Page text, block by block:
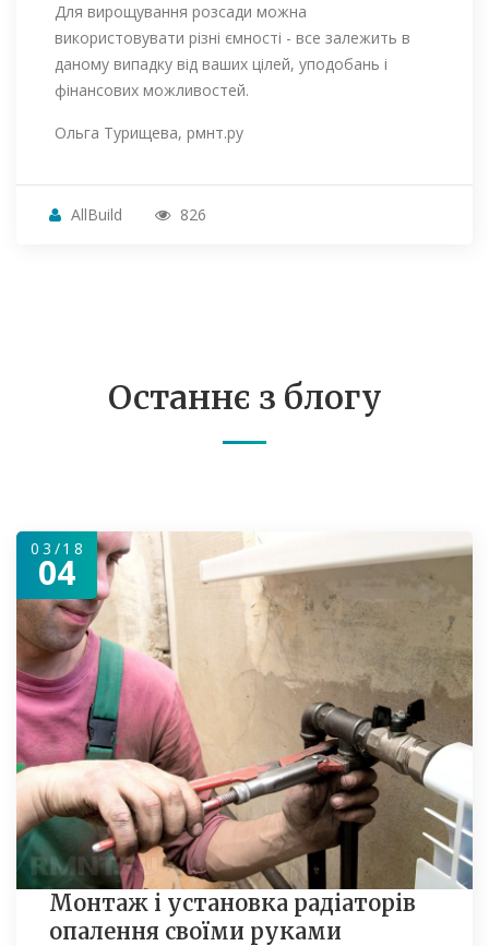
Для вирощування розсади можна
використовувати різні ємності - все залежить в
даному випадку від ваших цілей, уподобань і
фінансових можливостей.
Ольга Турищева, рмнт.ру
AllBuild 826
Останнє з блогу
03/18
04
Монтаж і установка радіаторів
опалення своїми руками